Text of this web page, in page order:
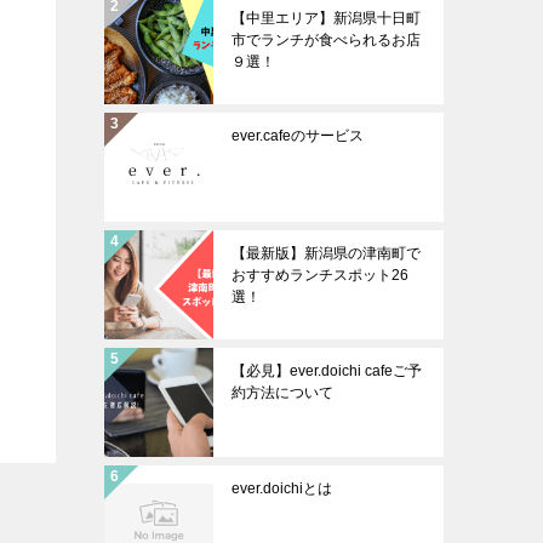
【中里エリア】新潟県十日町
市でランチが食べられるお店
９選！
ever.cafeのサービス
【最新版】新潟県の津南町で
おすすめランチスポット26
選！
【必見】ever.doichi cafeご予
約方法について
ever.doichiとは